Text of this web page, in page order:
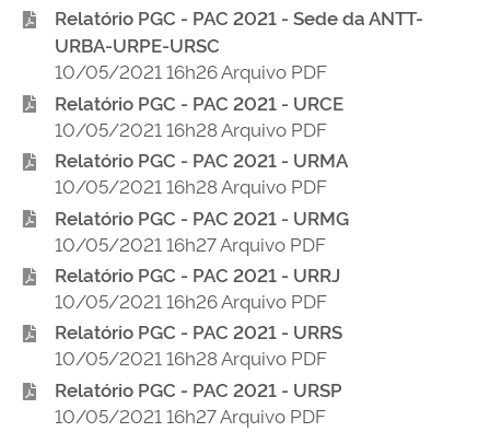
Relatório PGC - PAC 2021 - Sede da ANTT-
URBA-URPE-URSC
10/05/2021 16h26 Arquivo PDF
Relatório PGC - PAC 2021 - URCE
10/05/2021 16h28 Arquivo PDF
Relatório PGC - PAC 2021 - URMA
10/05/2021 16h28 Arquivo PDF
Relatório PGC - PAC 2021 - URMG
10/05/2021 16h27 Arquivo PDF
Relatório PGC - PAC 2021 - URRJ
10/05/2021 16h26 Arquivo PDF
Relatório PGC - PAC 2021 - URRS
10/05/2021 16h28 Arquivo PDF
Relatório PGC - PAC 2021 - URSP
10/05/2021 16h27 Arquivo PDF